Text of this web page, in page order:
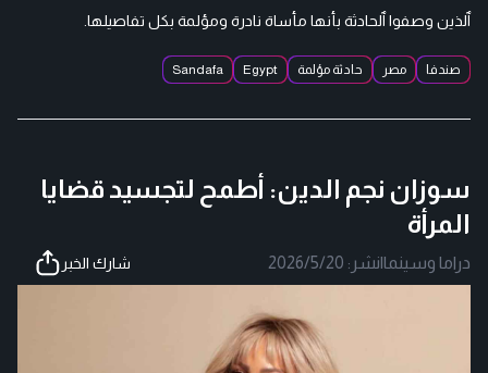
ٱلذين وصفوا ٱلحادثة بأنها مأساة نادرة ومؤلمة بكل تفاصيلها.
صندفا مصر حادثة مؤلمة Egypt
Sandafa
سوزان نجم الدين: أطمح لتجسيد قضايا
المرأة
دراما وسينما|نشر: 2026/5/20 شارك الخبر